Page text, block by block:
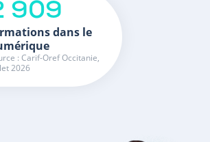
909
dans le
: Carif-Oref Occitanie,
2026